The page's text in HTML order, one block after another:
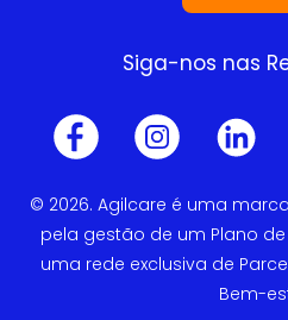
Siga-nos nas
© 2026. Agilcare é uma
pela gestão de um Plano
uma rede exclusiva de
Bem-